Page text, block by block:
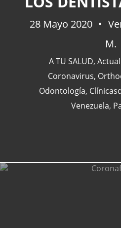
28 Mayo 2020
M.
A TU SALUD,
Coronavirus,
Odontología,
Venezuela,